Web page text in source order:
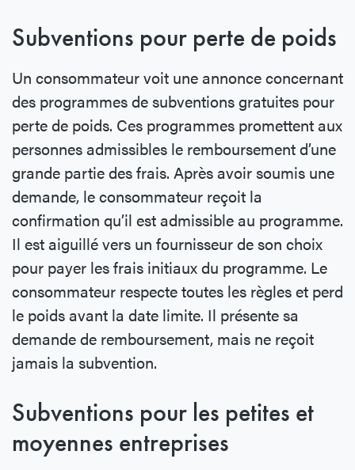
Subventions pour perte de poids
Un consommateur voit une annonce concernant
des programmes de subventions gratuites pour
perte de poids. Ces programmes promettent aux
personnes admissibles le remboursement d’une
grande partie des frais. Après avoir soumis une
demande, le consommateur reçoit la
confirmation qu’il est admissible au programme.
Il est aiguillé vers un fournisseur de son choix
pour payer les frais initiaux du programme. Le
consommateur respecte toutes les règles et perd
le poids avant la date limite. Il présente sa
demande de remboursement, mais ne reçoit
jamais la subvention.
Subventions pour les petites et
moyennes entreprises